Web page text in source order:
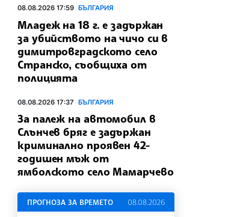
08.08.2026 17:59 БЪЛГАРИЯ
Младеж на 18 г. е задържан
за убийството на чичо си в
димитровградското село
Странско, съобщиха от
полицията
08.08.2026 17:37 БЪЛГАРИЯ
За палеж на автомобил в
Слънчев бряг е задържан
криминално проявен 42-
годишен мъж от
ямболското село Мамарчево
ПРОГНОЗА ЗА ВРЕМЕТО 08.08.2026